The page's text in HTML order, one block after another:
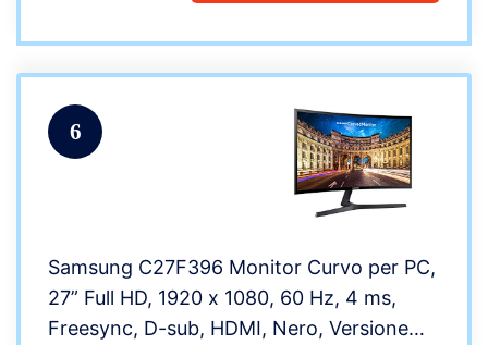
6
Samsung C27F396 Monitor Curvo per PC,
27” Full HD, 1920 x 1080, 60 Hz, 4 ms,
Freesync, D-sub, HDMI, Nero, Versione